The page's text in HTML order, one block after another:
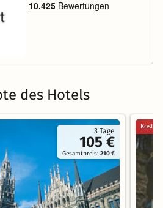
des Hotels
3 Tage
105 €
Gesamtpreis:210 €